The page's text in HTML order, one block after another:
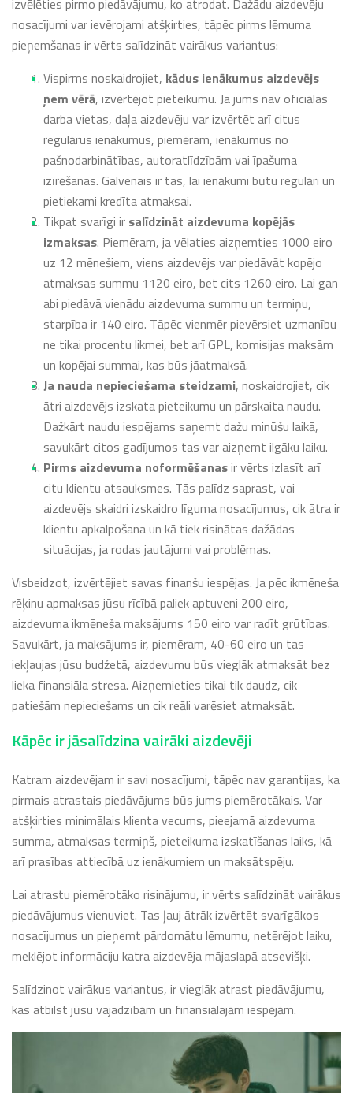
nosacījumi var ievērojami atšķirties, tāpēc pirms lēmuma
pieņemšanas ir vērts salīdzināt vairākus variantus:
Vispirms noskaidrojiet, kādus ienākumus aizdevējs
ņem vērā, izvērtējot pieteikumu. Ja jums nav oficiālas
darba vietas, daļa aizdevēju var izvērtēt arī citus
regulārus ienākumus, piemēram, ienākumus no
pašnodarbinātības, autoratlīdzībām vai īpašuma
izīrēšanas. Galvenais ir tas, lai ienākumi būtu regulāri un
pietiekami kredīta atmaksai.
Tikpat svarīgi ir salīdzināt aizdevuma kopējās
izmaksas. Piemēram, ja vēlaties aizņemties 1000 eiro
uz 12 mēnešiem, viens aizdevējs var piedāvāt kopējo
atmaksas summu 1120 eiro, bet cits 1260 eiro. Lai gan
abi piedāvā vienādu aizdevuma summu un termiņu,
starpība ir 140 eiro. Tāpēc vienmēr pievērsiet uzmanību
ne tikai procentu likmei, bet arī GPL, komisijas maksām
un kopējai summai, kas būs jāatmaksā.
Ja nauda nepieciešama steidzami, noskaidrojiet, cik
ātri aizdevējs izskata pieteikumu un pārskaita naudu.
Dažkārt naudu iespējams saņemt dažu minūšu laikā,
savukārt citos gadījumos tas var aizņemt ilgāku laiku.
Pirms aizdevuma noformēšanasir vērts izlasīt arī
citu klientu atsauksmes. Tās palīdz saprast, vai
aizdevējs skaidri izskaidro līguma nosacījumus, cik ātra ir
klientu apkalpošana un kā tiek risinātas dažādas
situācijas, ja rodas jautājumi vai problēmas.
Visbeidzot, izvērtējiet savas finanšu iespējas. Ja pēc ikmēneša
rēķinu apmaksas jūsu rīcībā paliek aptuveni 200 eiro,
aizdevuma ikmēneša maksājums 150 eiro var radīt grūtības.
Savukārt, ja maksājums ir, piemēram, 40-60 eiro un tas
iekļaujas jūsu budžetā, aizdevumu būs vieglāk atmaksāt bez
lieka finansiāla stresa. Aizņemieties tikai tik daudz, cik
patiešām nepieciešams un cik reāli varēsiet atmaksāt.
Kāpēc ir jāsalīdzina vairāki aizdevēji
Katram aizdevējam ir savi nosacījumi, tāpēc nav garantijas, ka
pirmais atrastais piedāvājums būs jums piemērotākais. Var
atšķirties minimālais klienta vecums, pieejamā aizdevuma
summa, atmaksas termiņš, pieteikuma izskatīšanas laiks, kā
arī prasības attiecībā uz ienākumiem un maksātspēju.
Lai atrastu piemērotāko risinājumu, ir vērts salīdzināt vairākus
piedāvājumus vienuviet. Tas ļauj ātrāk izvērtēt svarīgākos
nosacījumus un pieņemt pārdomātu lēmumu, netērējot laiku,
meklējot informāciju katra aizdevēja mājaslapā atsevišķi.
Salīdzinot vairākus variantus, ir vieglāk atrast piedāvājumu,
kas atbilst jūsu vajadzībām un finansiālajām iespējām.